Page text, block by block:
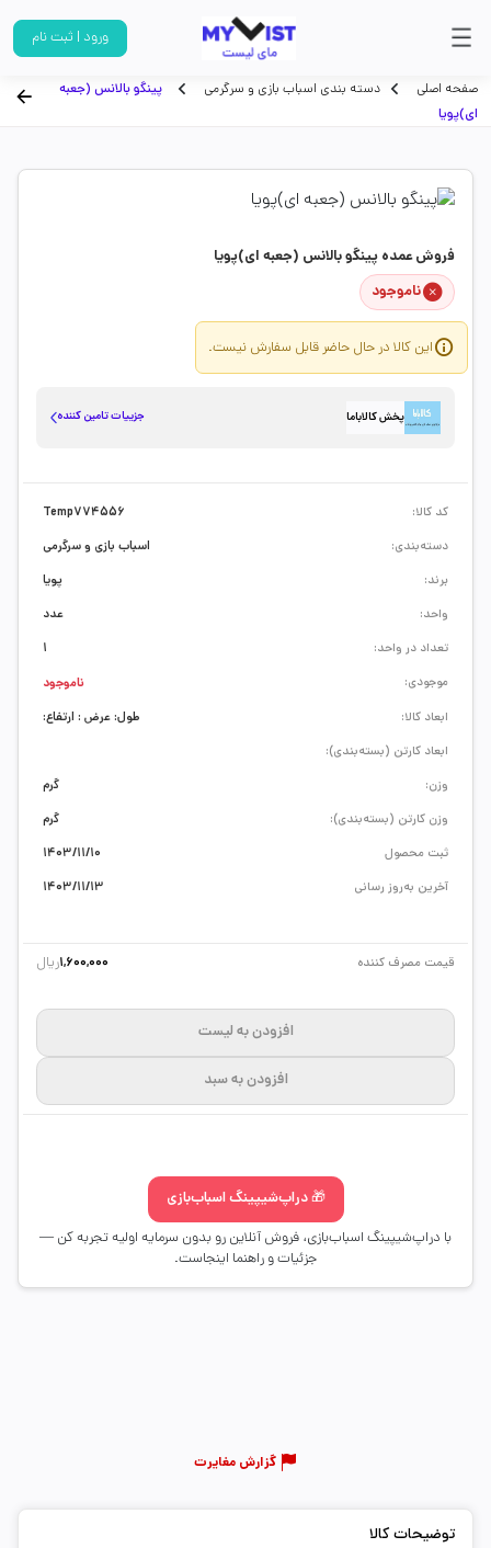
ورود | ثبت نام
صفحه اصلی دسته بندی اسباب بازی و سرگرمی
پینگو بالانس (جعبه
ای)پویا
فروش عمده پینگو بالانس (جعبه ای)پویا
ناموجود
این کالا در حال حاضر قابل سفارش نیست.
پخش کالاباما جزییات تامین کننده
ابعاد کالا:
طول: عرض : ارتفاع:
ابعاد کارتن (بسته‌بندی):
وزن:
گرم
وزن کارتن (بسته‌بندی):
گرم
ثبت محصول
1403/11/10
آخرین به‌روز رسانی
1403/11/13
کد کالا:
Temp774556
دسته‌بندی:
اسباب بازی و سرگرمی
برند:
پویا
واحد:
عدد
تعداد در واحد:
1
موجودی:
ناموجود
قیمت مصرف کننده 1,600,000ریال
افزودن به لیست
افزودن به سبد
🎁 دراپ‌شیپینگ اسباب‌بازی
با دراپ‌شیپینگ اسباب‌بازی، فروش آنلاین رو بدون سرمایه اولیه تجربه کن —
جزئیات و راهنما اینجاست.
گزارش مغایرت
توضیحات کالا